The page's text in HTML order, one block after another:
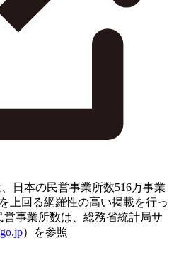
日本の民営事業所数516万事業
上回る網羅性の高い掲載を行っ
事業所数は、総務省統計局サ
）を参照